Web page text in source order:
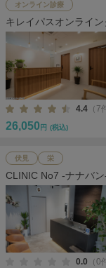
オンライン診療
キレイパスオンライン
4.4 （7
26,050 円 (税込)
伏見 栄
CLINIC No7 -ナナバ
0.0 （0